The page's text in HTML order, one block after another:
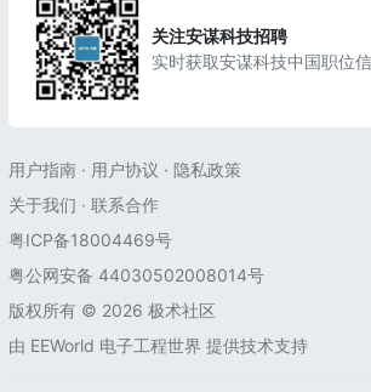
关注安谋科技招聘
实时获取安谋科技中国职位
用户指南 · 用户协议 · 隐私政策
关于我们 · 联系合作
粤ICP备18004469号
粤公网安备 44030502008014号
版权所有 © 2026 极术社区
由 EEWorld 电子工程世界 提供技术支持